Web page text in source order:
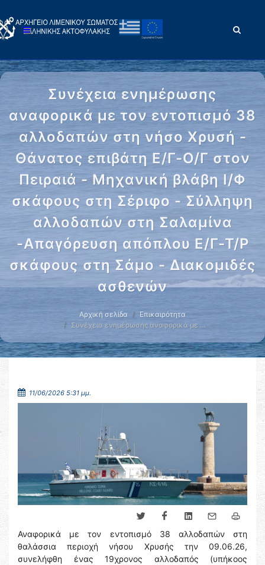
Συνέχεια ενημέρωσης
αναφορικά με τον εντοπισμό 38
αλλοδαπών στη νήσο Χρυσή -
Θάνατος επιβάτη Ε/Γ-Ο/Γ στον
Πειραιά - Μηχανική βλάβη Ι/Φ
σκάφους στη Σέριφο - Σύλληψη
αλλοδαπών στη Σαλαμίνα
-Απαγόρευση απόπλου Ε/Γ-Τ/Ρ
σκάφους στη Σάμο - Διακομιδές
ασθενών
Αρχική σελίδα
Επικαιρότητα
Συνέχεια ενημέρωσης αναφορικά με …
11/06/2026 5:31 μμ.
Αναφορικά με τον εντοπισμό 38 αλλοδαπών στη
θαλάσσια περιοχή νήσου Χρυσής την 09.06.26,
συνελήφθη ένας 19χρονος αλλοδαπός (υπήκοος